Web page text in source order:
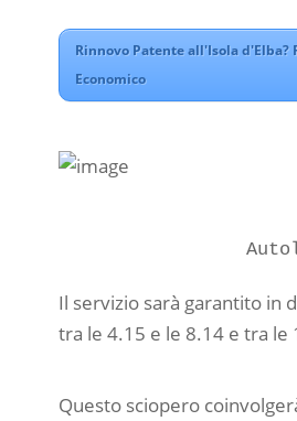
Rinnovo Patente all'Isola d'Elba?
Economico
Il servizio sarà garantito in
tra le 4.15 e le 8.14 e tra le
Questo sciopero